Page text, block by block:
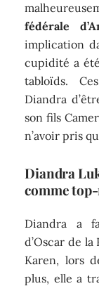
fédérale
implication
cupidité a
tabloïds.
Diandra
son fils
n’avoir pris
Diandra
comme
Diandra a
d’Oscar de
Karen, lors
plus, elle a